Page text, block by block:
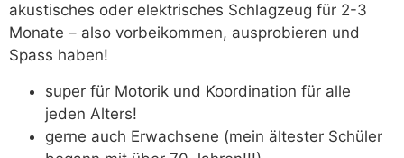
akustisches oder elektrisches Schlagzeug für 2-3
Monate – also vorbeikommen, ausprobieren und
Spass haben!
super für Motorik und Koordination für alle
jeden Alters!
gerne auch Erwachsene (mein ältester Schüler